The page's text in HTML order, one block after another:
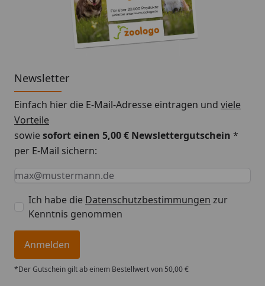
Newsletter
Einfach hier die E-Mail-Adresse eintragen und viele
Vorteile
sowiesofort einen 5,00 € Newslettergutschein *
per E-Mail sichern:
Keine Eingabe erforderlich
Eingabe erforderlich
E-Mail *
Ich habe die Datenschutzbestimmungen zur
Kenntnis genommen
Anmelden
*Der Gutschein gilt ab einem Bestellwert von 50,00 €